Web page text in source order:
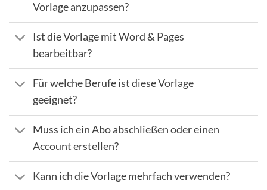
Vorlage anzupassen?
Ist die Vorlage mit Word & Pages
bearbeitbar?
Für welche Berufe ist diese Vorlage
geeignet?
Muss ich ein Abo abschließen oder einen
Account erstellen?
Kann ich die Vorlage mehrfach verwenden?